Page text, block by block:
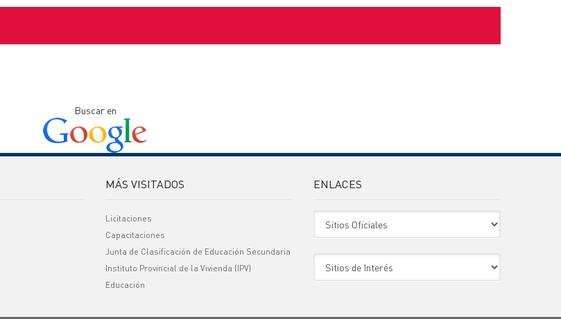
Buscar en
MÁS VISITADOS
Licitaciones
Capacitaciones
Junta de Clasificación de Educación Secundaria
Instituto Provincial de la Vivienda (IPV)
Educación
ENLACES